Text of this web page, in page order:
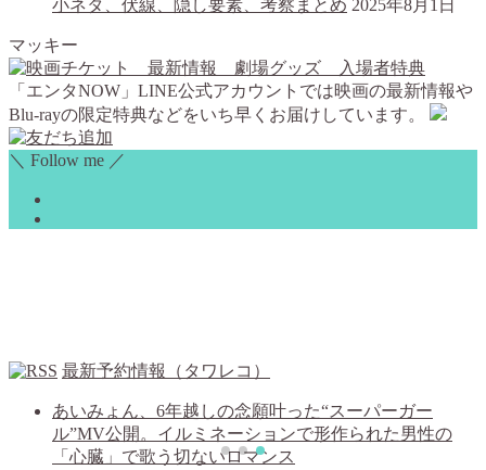
小ネタ、伏線、隠し要素、考察まとめ 2025年8月1日
マッキー
「エンタNOW」LINE公式アカウントでは映画の最新情報や
Blu-rayの限定特典などをいち早くお届けしています。
＼ Follow me ／
最新予約情報（タワレコ）
あいみょん、6年越しの念願叶った“スーパーガー
ル”MV公開。イルミネーションで形作られた男性の
「心臓」で歌う切ないロマンス